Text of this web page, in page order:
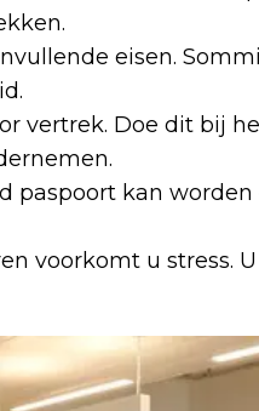
eisen.
vertrek. Doe dit bij
paspoort kan
voorkomt u stress.